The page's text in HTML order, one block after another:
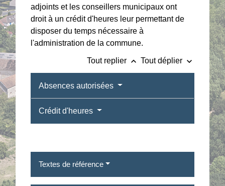
adjoints et les conseillers municipaux ont
droit à un crédit d'heures leur permettant de
disposer du temps nécessaire à
l'administration de la commune.
Tout replier keyboard_arrow_up Tout déplier keyboard_arrow_down
Absences autorisées
Crédit d'heures
Textes de référence